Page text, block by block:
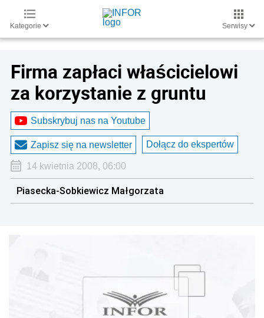
Kategorie Serwisy
Firma zapłaci właścicielowi
za korzystanie z gruntu
Subskrybuj nas na Youtube
Zapisz się na newsletter Dołącz do ekspertów
14 kwietnia 2008, 06:00
Piasecka-Sobkiewicz Małgorzata